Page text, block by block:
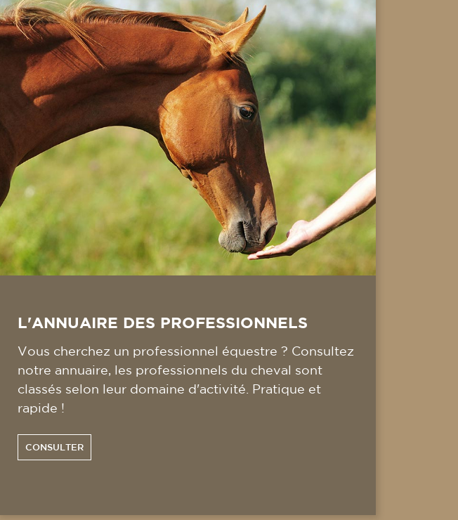
L'ANNUAIRE DES PROFESSIONNELS
Vous cherchez un professionnel équestre ? Consultez
notre annuaire, les professionnels du cheval sont
classés selon leur domaine d'activité. Pratique et
rapide !
CONSULTER